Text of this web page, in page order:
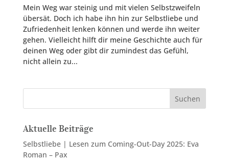
Mein Weg war steinig und mit vielen Selbstzweifeln
übersät. Doch ich habe ihn hin zur Selbstliebe und
Zufriedenheit lenken können und werde ihn weiter
gehen. Vielleicht hilft dir meine Geschichte auch für
deinen Weg oder gibt dir zumindest das Gefühl,
nicht allein zu...
Suchen
Aktuelle Beiträge
Selbstliebe | Lesen zum Coming-Out-Day 2025: Eva
Roman – Pax